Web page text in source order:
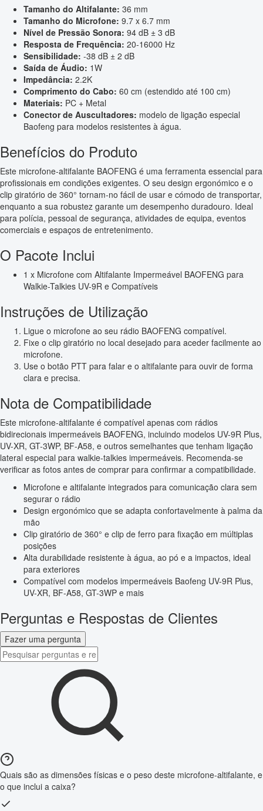
Tamanho do Altifalante: 36 mm
Tamanho do Microfone: 9.7 x 6.7 mm
Nível de Pressão Sonora: 94 dB ± 3 dB
Resposta de Frequência: 20-16000 Hz
Sensibilidade: -38 dB ± 2 dB
Saída de Áudio: 1W
Impedância: 2.2K
Comprimento do Cabo: 60 cm (estendido até 100 cm)
Materiais: PC + Metal
Conector de Auscultadores: modelo de ligação especial
Baofeng para modelos resistentes à água.
Benefícios do Produto
Este microfone-altifalante BAOFENG é uma ferramenta essencial para
profissionais em condições exigentes. O seu design ergonómico e o
clip giratório de 360° tornam-no fácil de usar e cómodo de transportar,
enquanto a sua robustez garante um desempenho duradouro. Ideal
para polícia, pessoal de segurança, atividades de equipa, eventos
comerciais e espaços de entretenimento.
O Pacote Inclui
1 x Microfone com Altifalante Impermeável BAOFENG para
Walkie-Talkies UV-9R e Compatíveis
Instruções de Utilização
Ligue o microfone ao seu rádio BAOFENG compatível.
Fixe o clip giratório no local desejado para aceder facilmente ao
microfone.
Use o botão PTT para falar e o altifalante para ouvir de forma
clara e precisa.
Nota de Compatibilidade
Este microfone-altifalante é compatível apenas com rádios
bidirecionais impermeáveis BAOFENG, incluindo modelos UV-9R Plus,
UV-XR, GT-3WP, BF-A58, e outros semelhantes que tenham ligação
lateral especial para walkie-talkies impermeáveis. Recomenda-se
verificar as fotos antes de comprar para confirmar a compatibilidade.
Microfone e altifalante integrados para comunicação clara sem
segurar o rádio
Design ergonómico que se adapta confortavelmente à palma da
mão
Clip giratório de 360° e clip de ferro para fixação em múltiplas
posições
Alta durabilidade resistente à água, ao pó e a impactos, ideal
para exteriores
Compatível com modelos impermeáveis Baofeng UV-9R Plus,
UV-XR, BF-A58, GT-3WP e mais
Perguntas e Respostas de Clientes
Fazer uma pergunta
Quais são as dimensões físicas e o peso deste microfone-altifalante, e
o que inclui a caixa?